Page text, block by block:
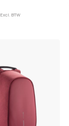
Excl. BTW